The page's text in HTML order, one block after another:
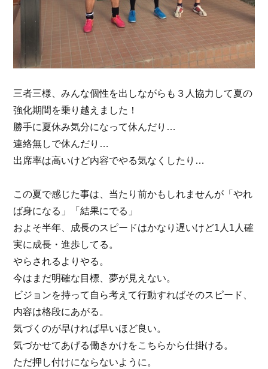
三者三様、みんな個性を出しながらも３人協力して夏の
強化期間を乗り越えました！
勝手に夏休み気分になって休んだり…
連絡無しで休んだり…
出席率は高いけど内容でやる気なくしたり…
この夏で感じた事は、当たり前かもしれませんが「やれ
ば身になる」「結果にでる」
およそ半年、成長のスピードはかなり遅いけど1人1人確
実に成長・進歩してる。
やらされるよりやる。
今はまだ明確な目標、夢が見えない。
ビジョンを持って自ら考えて行動すればそのスピード、
内容は格段にあがる。
気づくのが早ければ早いほど良い。
気づかせてあげる働きかけをこちらから仕掛ける。
ただ押し付けにならないように。